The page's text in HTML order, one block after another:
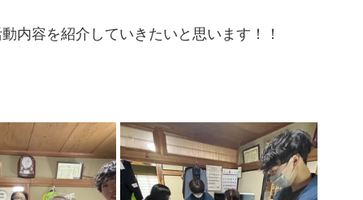
内容を紹介していきたいと思います！！